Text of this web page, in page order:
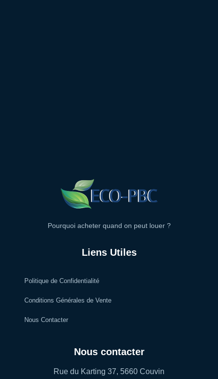
Pourquoi acheter quand on peut louer ?
Liens Utiles
Politique de Confidentialité
Conditions Générales de Vente
Nous Contacter
Nous contacter
Rue du Karting 37, 5660 Couvin